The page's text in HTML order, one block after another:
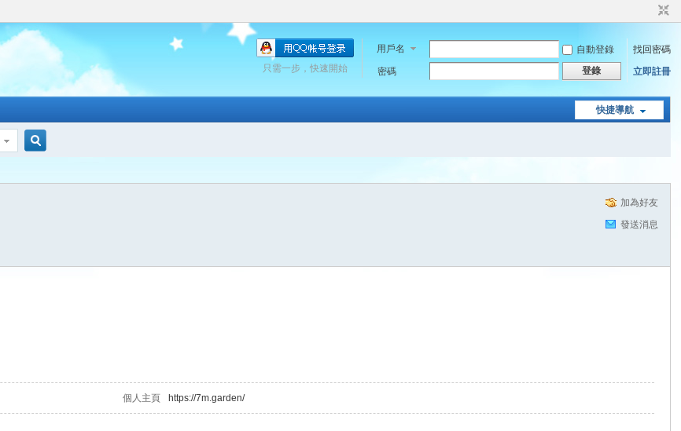
用戶名 自動登錄
找回密碼
密碼
登錄 立即註冊
只需一步，快速開始
快捷導航
加為好友
發送消息
個人主頁 https://7m.garden/